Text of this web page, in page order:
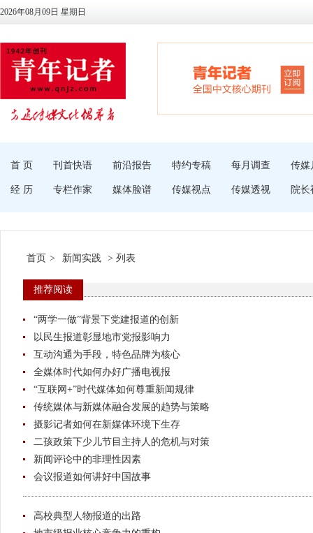
2026年08月09日 星期日
首 页 刊首快语 前沿报告 特约专稿 每月调查 传媒
经 历 专栏作家 媒体脸谱 传媒视点 传媒透视 院长
首页 > 新闻实践 > 列表
推荐阅读
“两学一做”背景下党建报道的创新
以民生报道彰显地市党报影响力
互动沟通为手段，特色品牌为核心
全媒体时代如何办好广播电视报
“互联网+”时代媒体如何尊重新闻规律
传统媒体与新媒体融合发展的趋势与策略
摄影记者如何在新媒体环境下生存
二孩政策下少儿节目主持人的危机与对策
新闻评论中的非理性因素
会议报道如何讲好中国故事
高校典型人物报道的出路